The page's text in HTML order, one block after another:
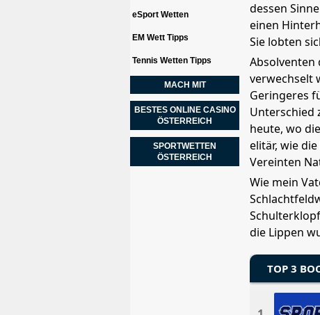
dessen
einen
Sie lobten
Absolventen
verwechselt
Geringeres
Unterschied
heute, wo
elitär, wie
Vereinten
Wie mein
die Lippen
TOP 3
eSport Wetten
EM Wett Tipps
Tennis Wetten Tipps
MACH MIT
BESTES ONLINE CASINO
ÖSTERREICH
SPORTWETTEN
ÖSTERREICH